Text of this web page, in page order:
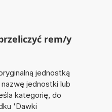
rem/y
jednostką
jednostki lub
kategorię, do
'Dawki